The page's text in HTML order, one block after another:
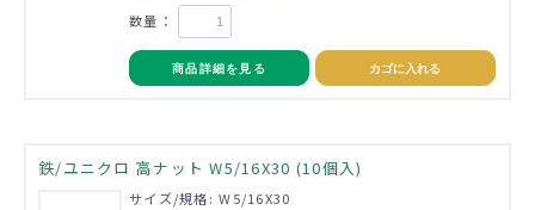
数量：
商品詳細を見る カゴに入れる
鉄/ユニクロ 高ナット W5/16X30 (10個入)
サイズ/規格: W5/16X30